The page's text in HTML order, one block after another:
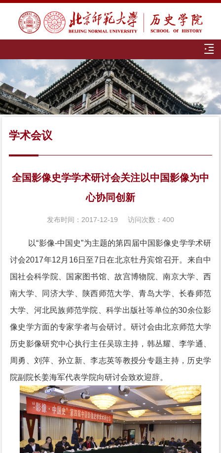
学术会议
全国影像史学学术研讨会关注以中国影像为中
心协同创新
发布时间：2017-12-19 访问次数： 400
以“影像-中国史”为主题的第四届中国影像史学学术研
讨会2017年12月16日至7日在北京牡丹宾馆召开。来自中
国社会科学院、国家图书馆、故宫博物院、南京大学、西
南大学、同济大学、陕西师范大学、青岛大学、长春师范
大学、河北民族师范学院、科学出版社等单位的30余位影
像史学方面的专家学者与会研讨。研讨会由北京师范大学
历史影像研究中心执行主任吴琼主持，韩丛耀、李学通、
周勇、刘萍、孙立新、李志英等教授分专题主持，历史学
院副院长姜海军代表学院向研讨会致欢迎辞。